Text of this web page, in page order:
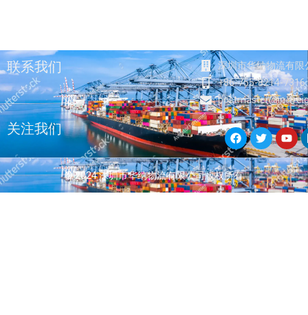
联系我们
深圳市华纳物流有限
+86-755-8214-7316
postmaster@in-
关注我们
F
a
c
e
b
o
o
T
w
i
t
t
e
r
Y
o
u
t
u
b
e
© 2024 深圳市华纳物流有限公司版权所有